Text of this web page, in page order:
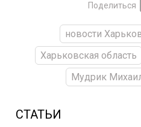
Поделиться
новости
Харьковская область
Мудрик
СТАТЬИ